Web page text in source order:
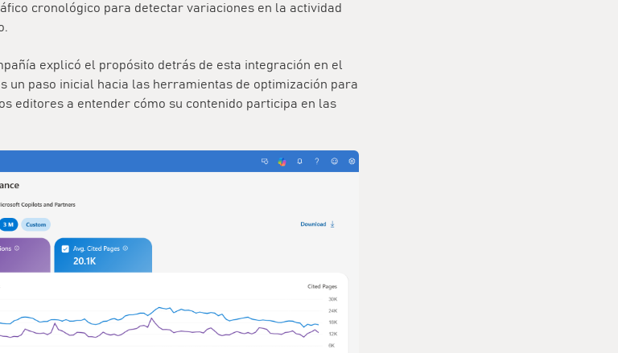
cronológico para detectar variaciones en la actividad
explicó el propósito detrás de esta integración en el
un paso inicial hacia las herramientas de optimización para
editores a entender cómo su contenido participa en las